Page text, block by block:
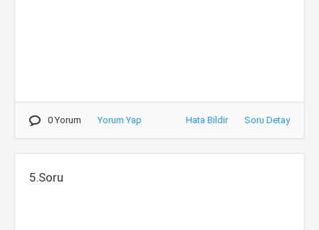
0 Yorum Yorum Yap Hata Bildir Soru Detay
5.Soru